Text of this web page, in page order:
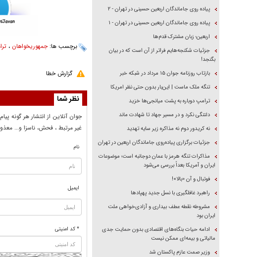
برچسب ها:جمهوریخواهان ،
گزارش خطا
نظر شما
جوان آنلاين از انتشار هر گونه
غير مرتبط ، فحش، ناسزا و...
نام
ایمیل
* کد امنیتی
پیاده روی جاماندگان اربعین حسینی در تهران - ۲
پیاده روی جاماندگان اربعین حسینی در تهران - ۱
اربعین؛ زبان مشترک قدم‌ها
جزئیات شکنجه‌هایم فراتر از آن است که در بیان
بگنجد!
بازتاب روزنامه جوان ۱۵ مرداد در شبکه خبر
تنگه ملک ماست | این‌بار بدون حتی نظر امریکا
ترامپ دوباره به پشت میانجی‌ها خزید
دلتنگی نکرد و در مسیر جهاد تا شهادت ماند
نه کریدور دوم نه مذاکره زیر سایه تهدید
جزئیات برگزاری پیاده‌روی جاماندگان اربعین در تهران
مذاکرات تنگه هرمز با عمان دوجانبه است؛ موضوعات
ایران و آمریکا بعداً بررسی می‌شود
فوتبال و آن «بالا»!
راهبرد غافلگیری با نسل جدید پهپاد‌ها
مشروطه نقطه عطف بیداری و آزادی‌خواهی ملت
ایران بود
ادامه حیات بنگاه‌های اقتصادی بدون حمایت جدی
مالیاتی و بیمه‌ای ممکن نیست
وزیر صمت عازم پاکستان شد